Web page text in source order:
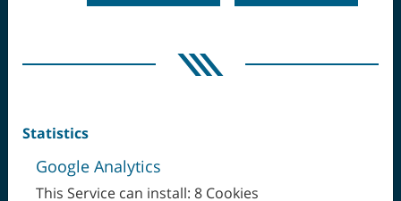
VOLTA, LAVORARE
COMPLETAMENTE IL
Statistics
Google Analytics
This Service can install: 8 Cookies